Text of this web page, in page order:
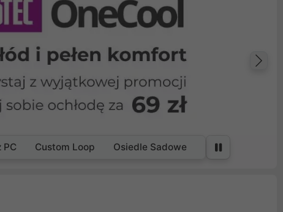
PC Custom Loop Osiedle Sadowe